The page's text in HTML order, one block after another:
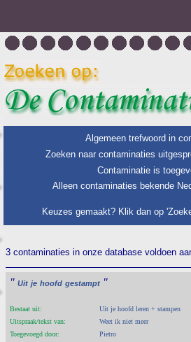
Algemeen trefwoord in
Zoeken naar contaminaties
Contaminatie is
Alleen contaminaties bekende
Keuzes gemaakt? Klik dan op
3 contaminaties in onze database voldoen
" Uit je hoofd gestampt "
Bestaat uit:
Uit je hoofd leren + stampen
Uitspraak/tekst van:
Weet ik niet meer
Toegevoegd door:
Pietro